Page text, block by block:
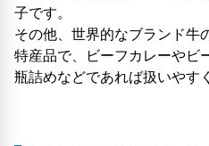
子です。
その他、世界的なブランド牛
特産品で、ビーフカレーやビ
瓶詰めなどであれば扱いやす